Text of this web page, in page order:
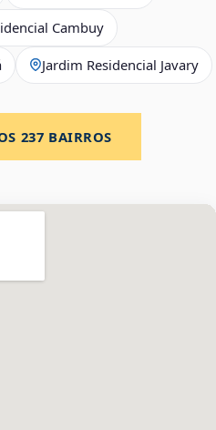
Cambuy
Jardim Residencial Javary
237 BAIRROS